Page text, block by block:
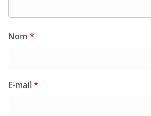
Nom *
E-mail*